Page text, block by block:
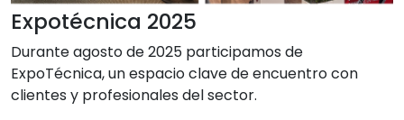
Expotécnica 2025
Durante agosto de 2025 participamos de
ExpoTécnica, un espacio clave de encuentro con
clientes y profesionales del sector.